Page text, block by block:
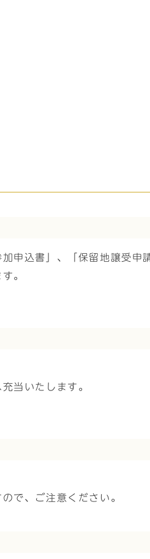
申込書」、「保留地譲受申
。
当いたします。
で、ご注意ください。